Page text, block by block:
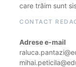
care trăim sunt
CONTACT
Adrese e-mail